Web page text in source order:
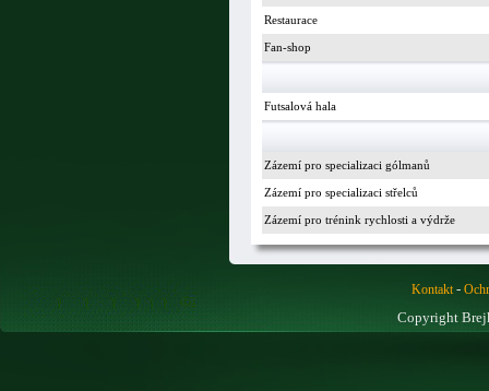
Restaurace
Fan-shop
Futsalová hala
Zázemí pro specializaci gólmanů
Zázemí pro specializaci střelců
Zázemí pro trénink rychlosti a výdrže
Kontakt-
Copyright